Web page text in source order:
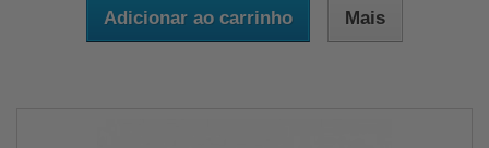
Adicionar ao carrinho Mais